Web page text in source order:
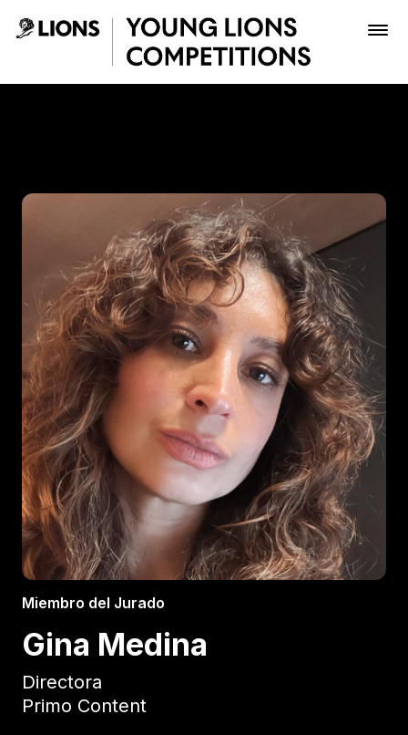
Saltar al contenido principal
Inscribir
Boletería
Miembro del Jurado
Gina Medina
Directora
Primo Content